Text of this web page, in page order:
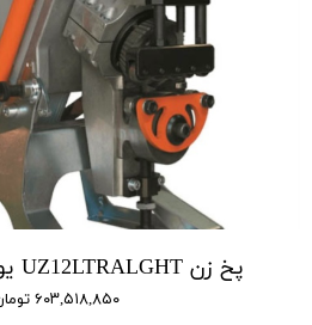
پخ زن UZ12LTRALGHT یوروبور euroboor
۶۰۳,۵۱۸,۸۵۰ تومان